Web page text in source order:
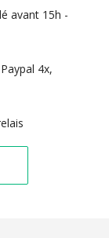
avant 15h -
4x,